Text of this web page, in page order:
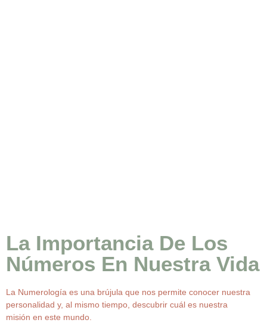
La Importancia De Los
Números En Nuestra Vida
La Numerología es una brújula que nos permite conocer nuestra
personalidad y, al mismo tiempo, descubrir cuál es nuestra
misión en este mundo.